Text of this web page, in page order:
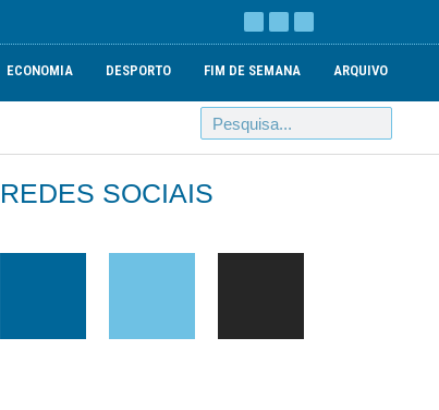
ECONOMIA DESPORTO FIM DE SEMANA ARQUIVO
REDES SOCIAIS